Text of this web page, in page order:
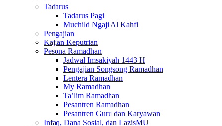
Tadarus
Tadarus Pagi
Muchild Ngaji Al Kahfi
Pengajian
Kajian Keputrian
Pesona Ramadhan
Jadwal Imsakiyah 1443 H
Pengajian Songsong Ramadhan
Lentera Ramadhan
My Ramadhan
Ta’lim Ramadhan
Pesantren Ramadhan
Pesantren Guru dan Karyawan
Infaq, Dana Sosial, dan LazisMU